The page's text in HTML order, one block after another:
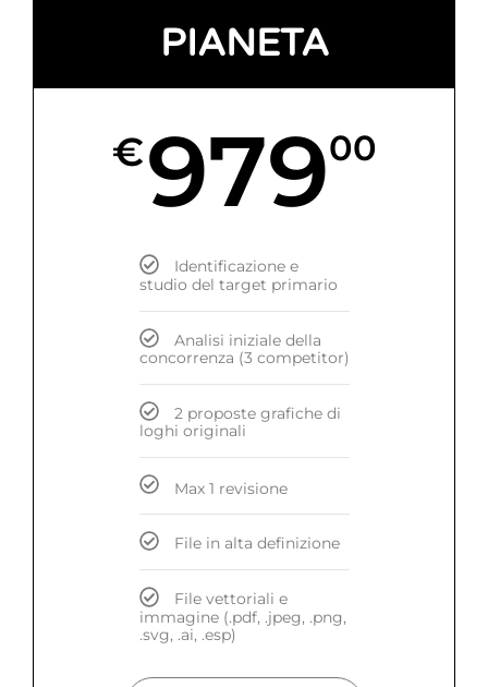
PIANETA
€97900
Identificazione e
studio del target primario
Analisi iniziale della
concorrenza (3 competitor)
2 proposte grafiche di
loghi originali
Max 1 revisione
File in alta definizione
File vettoriali e
immagine (.pdf, .jpeg, .png,
.svg, .ai, .esp)